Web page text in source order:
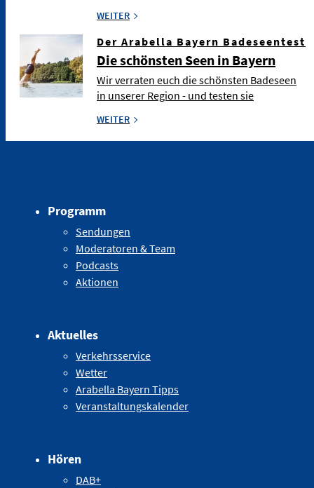
WEITER
Der Arabella Bayern Badeseentest
Die schönsten Seen in Bayern
Wir verraten euch die schönsten Badeseen
in unserer Region - und testen sie
WEITER
Programm
Sendungen
Moderatoren & Team
Podcasts
Aktionen
Aktuelles
Verkehrsservice
Wetter
Arabella Bayern Tipps
Veranstaltungskalender
Hören
DAB+